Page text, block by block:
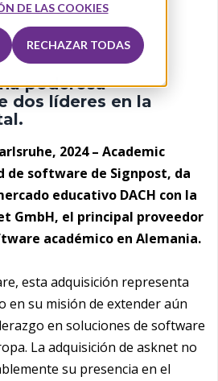
DE LAS COOKIES
RECHAZAR TODAS
poderosa
dos líderes en la
2024 – Academic
de software de Signpost, da
educativo DACH con la
GmbH, el principal proveedor
académico en Alemania.
esta adquisición representa
en su misión de extender aún
en soluciones de software
La adquisición de asknet no
su presencia en el